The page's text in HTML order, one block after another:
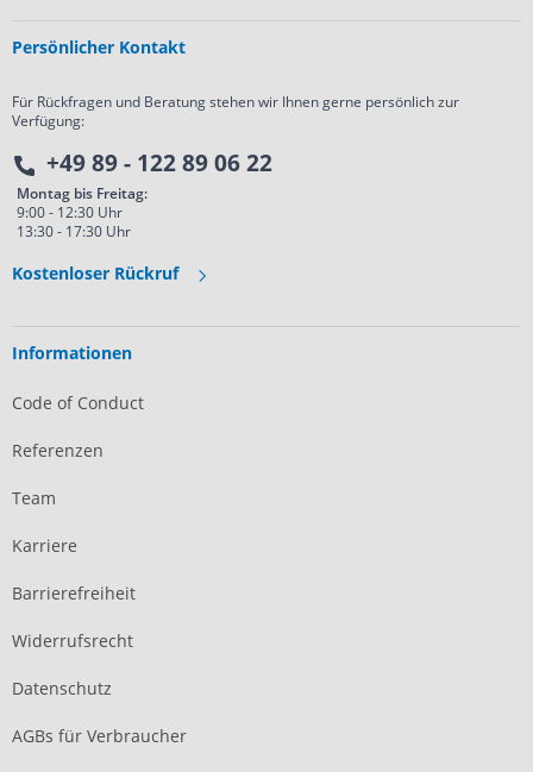
Persönlicher Kontakt
Für Rückfragen und Beratung stehen wir Ihnen gerne persönlich zur
Verfügung:
+49 89 - 122 89 06 22
Montag bis Freitag:
9:00 - 12:30 Uhr
13:30 - 17:30 Uhr
Kostenloser Rückruf
Informationen
Code of Conduct
Referenzen
Team
Karriere
Barrierefreiheit
Widerrufsrecht
Datenschutz
AGBs für Verbraucher